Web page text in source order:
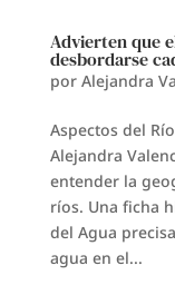
Advierten que
desbordarse
por Alejandra
Aspectos del
Alejandra
entender la
ríos. Una ficha
del Agua
agua en el...